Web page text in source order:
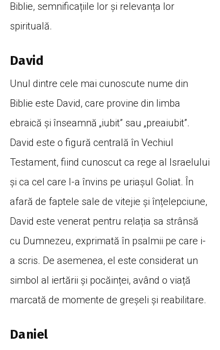
Biblie, semnificațiile lor și relevanța lor
spirituală.
David
Unul dintre cele mai cunoscute nume din
Biblie este David, care provine din limba
ebraică și înseamnă „iubit” sau „preaiubit”.
David este o figură centrală în Vechiul
Testament, fiind cunoscut ca rege al Israelului
și ca cel care l-a învins pe uriașul Goliat. În
afară de faptele sale de vitejie și înțelepciune,
David este venerat pentru relația sa strânsă
cu Dumnezeu, exprimată în psalmii pe care i-
a scris. De asemenea, el este considerat un
simbol al iertării și pocăinței, având o viață
marcată de momente de greșeli și reabilitare.
Daniel